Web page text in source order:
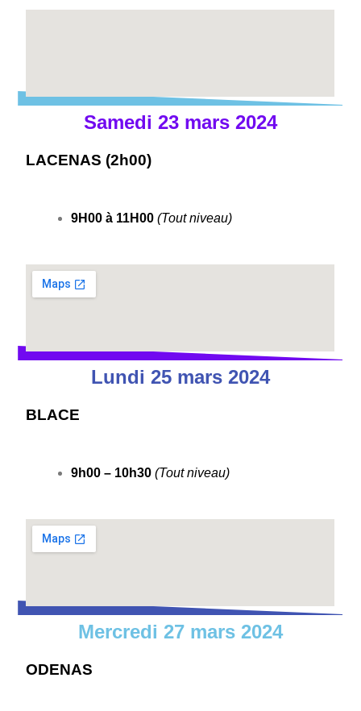
Samedi 23 mars 2024
LACENAS (2h00)
9H00 à 11H00(Tout niveau)
Lundi 25 mars 2024
BLACE
9h00 – 10h30(Tout niveau)
Mercredi 27 mars 2024
ODENAS